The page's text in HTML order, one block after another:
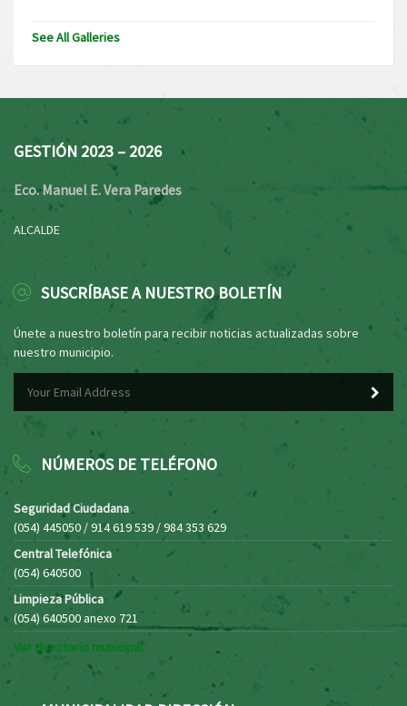
See All Galleries
GESTIÓN 2023 – 2026
Eco. Manuel E. Vera Paredes
ALCALDE
SUSCRÍBASE A NUESTRO BOLETÍN
Únete a nuestro boletín para recibir noticias actualizadas sobre
nuestro municipio.
NÚMEROS DE TELÉFONO
Seguridad Ciudadana
(054) 445050 / 914 619 539 / 984 353 629
Central Telefónica
(054) 640500
Limpieza Pública
(054) 640500 anexo 721
Ver directorio municipal